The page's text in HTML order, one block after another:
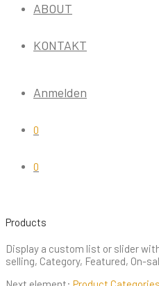
ABOUT
KONTAKT
Anmelden
0
0
Products
Display a custom list or slider
selling, Category, Featured, On-